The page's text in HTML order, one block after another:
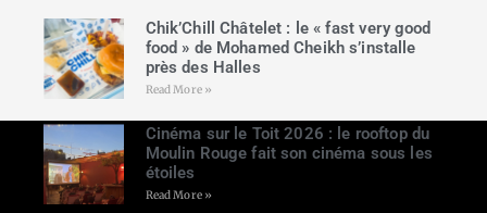
Chik’Chill Châtelet : le « fast very good
food » de Mohamed Cheikh s’installe
près des Halles
Read More »
Cinéma sur le Toit 2026 : le rooftop du
Moulin Rouge fait son cinéma sous les
étoiles
Read More »